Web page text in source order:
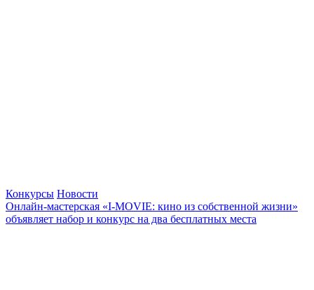
Конкурсы Новости
Онлайн-мастерская «I-MOVIE: кино из собственной жизни»
объявляет набор и конкурс на два бесплатных места